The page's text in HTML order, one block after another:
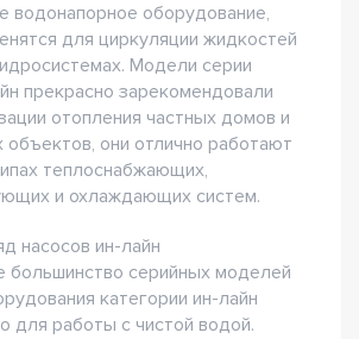
водонапорное оборудование,
для циркуляции жидкостей
Модели серии
прекрасно зарекомендовали
отопления частных домов и
объектов, они отлично работают
теплоснабжающих,
и охлаждающих систем.
насосов ин-лайн
серийных моделей
категории ин-лайн
для работы с чистой водой.